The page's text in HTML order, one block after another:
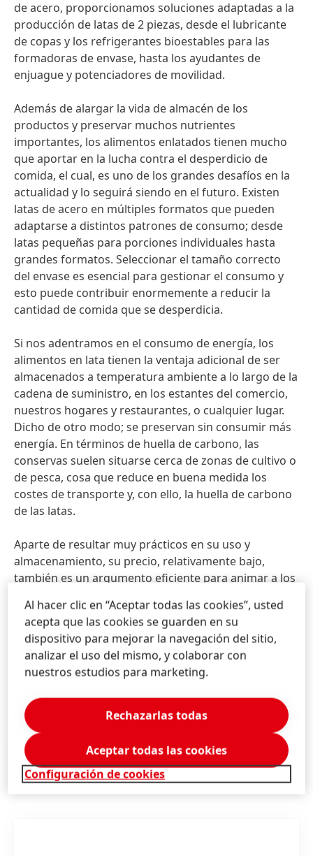
de acero, proporcionamos soluciones adaptadas a la
producción de latas de 2 piezas, desde el lubricante
de copas y los refrigerantes bioestables para las
formadoras de envase, hasta los ayudantes de
enjuague y potenciadores de movilidad.
Además de alargar la vida de almacén de los
productos y preservar muchos nutrientes
importantes, los alimentos enlatados tienen mucho
que aportar en la lucha contra el desperdicio de
comida, el cual, es uno de los grandes desafíos en la
actualidad y lo seguirá siendo en el futuro. Existen
latas de acero en múltiples formatos que pueden
adaptarse a distintos patrones de consumo; desde
latas pequeñas para porciones individuales hasta
grandes formatos. Seleccionar el tamaño correcto
del envase es esencial para gestionar el consumo y
esto puede contribuir enormemente a reducir la
cantidad de comida que se desperdicia.
Si nos adentramos en el consumo de energía, los
alimentos en lata tienen la ventaja adicional de ser
almacenados a temperatura ambiente a lo largo de la
cadena de suministro, en los estantes del comercio,
nuestros hogares y restaurantes, o cualquier lugar.
Dicho de otro modo; se preservan sin consumir más
energía. En términos de huella de carbono, las
conservas suelen situarse cerca de zonas de cultivo o
de pesca, cosa que reduce en buena medida los
costes de transporte y, con ello, la huella de carbono
de las latas.
Aparte de resultar muy prácticos en su uso y
almacenamiento, su precio, relativamente bajo,
también es un argumento eficiente para animar a los
presentaciones, así como también, la gran variedad
de productos que se ofrecen en el mercado ayuda a
que la gente pueda preparar menús más variados y
originales, disfrutando del placer de comer y de
compartir que, por cierto, son dos aspectos
esenciales y complementarios.
Comunicado de prensa(114.96 KB)
Al hacer clic en “Aceptar todas las cookies”, usted
acepta que las cookies se guarden en su
dispositivo para mejorar la navegación del sitio,
analizar el uso del mismo, y colaborar con
nuestros estudios para marketing.
Configuración de cookies
Rechazarlas todas
Aceptar todas las cookies